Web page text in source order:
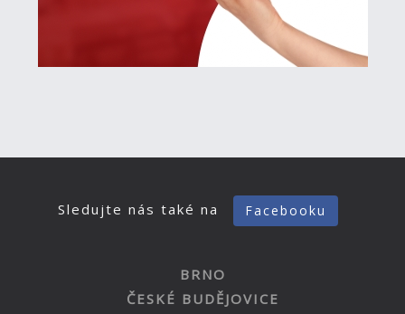
Sledujte nás také na Facebooku
BRNO
ČESKÉ BUDĚJOVICE